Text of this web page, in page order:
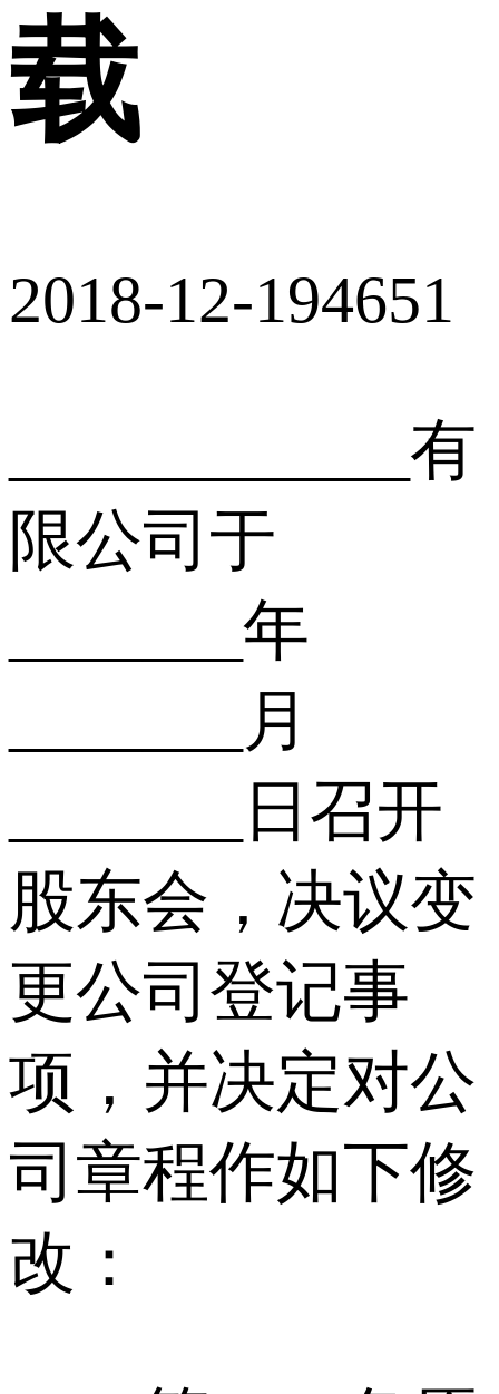
载
2018-12-194651
____________有
限公司于
_______年
_______月
_______日召开
股东会，决议变
更公司登记事
项，并决定对公
司章程作如下修
改：